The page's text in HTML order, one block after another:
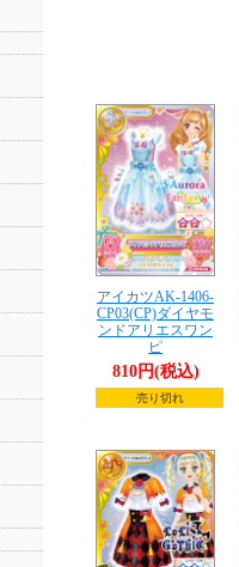
アイカツAK-1406-
CP03(CP)ダイヤモ
ンドアリエスワン
ピ
810円(税込)
売り切れ